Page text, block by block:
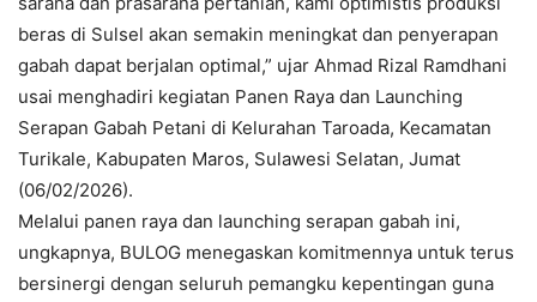
beras di Sulsel akan semakin meningkat dan penyerapan
gabah dapat berjalan optimal,” ujar Ahmad Rizal Ramdhani
usai menghadiri kegiatan Panen Raya dan Launching
Serapan Gabah Petani di Kelurahan Taroada, Kecamatan
Turikale, Kabupaten Maros, Sulawesi Selatan, Jumat
(06/02/2026).
Melalui panen raya dan launching serapan gabah ini,
ungkapnya, BULOG menegaskan komitmennya untuk terus
bersinergi dengan seluruh pemangku kepentingan guna